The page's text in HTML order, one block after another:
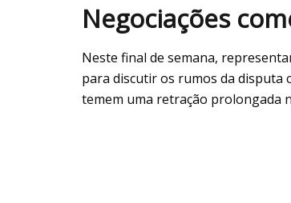
Negociações
Neste final de semana,
para discutir os rumos da disputa
temem uma retração prolongada